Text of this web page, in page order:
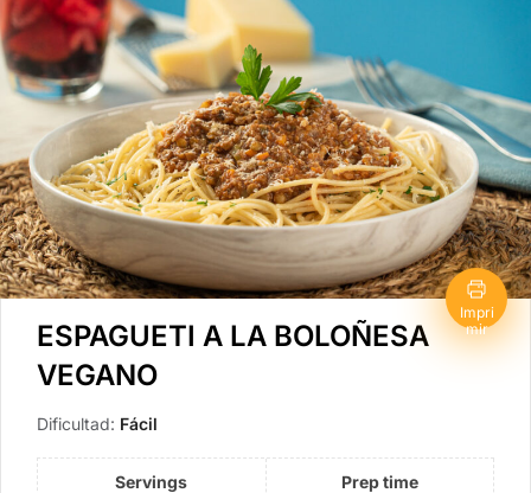
Impri
mir
ESPAGUETI A LA BOLOÑESA
VEGANO
Dificultad: Fácil
Servings
Prep time